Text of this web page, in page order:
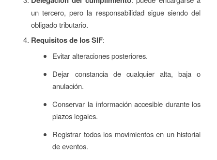
un tercero, pero la responsabilidad sigue siendo del
obligado tributario.
Requisitos de los SIF:
Evitar alteraciones posteriores.
Dejar constancia de cualquier alta, baja o
anulación.
Conservar la información accesible durante los
plazos legales.
Registrar todos los movimientos en un historial
de eventos.